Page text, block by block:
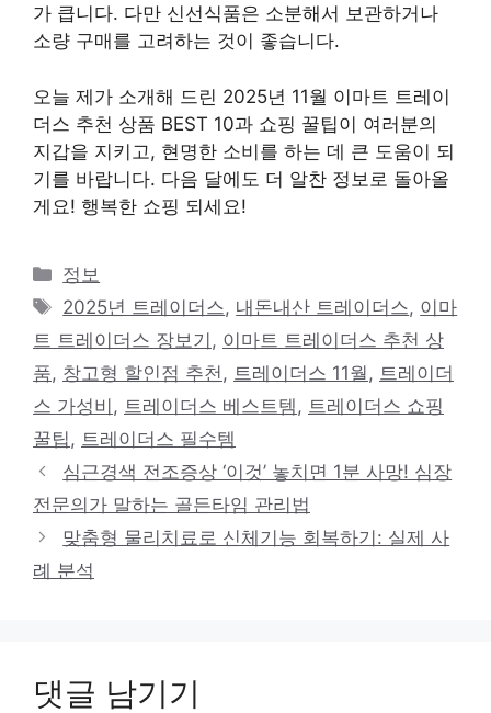
가 큽니다. 다만 신선식품은 소분해서 보관하거나
소량 구매를 고려하는 것이 좋습니다.
오늘 제가 소개해 드린 2025년 11월 이마트 트레이
더스 추천 상품 BEST 10과 쇼핑 꿀팁이 여러분의
지갑을 지키고, 현명한 소비를 하는 데 큰 도움이 되
기를 바랍니다. 다음 달에도 더 알찬 정보로 돌아올
게요! 행복한 쇼핑 되세요!
카
테
리
정보
태
그
2025년 트레이더스, 내돈내산 트레이더스, 이마
트 트레이더스 장보기 , 이마트 트레이더스 추천 상
품, 창고형 할인점 추천 , 트레이더스 11월 , 트레이더
스 가성비 , 트레이더스 베스트템 , 트레이더스 쇼핑
꿀팁 , 트레이더스 필수템
심근경색 전조증상 ‘이것’ 놓치면 1분 사망! 심장
전문의가 말하는 골든타임 관리법
맞춤형 물리치료로 신체기능 회복하기: 실제 사
례 분석
댓글 남기기